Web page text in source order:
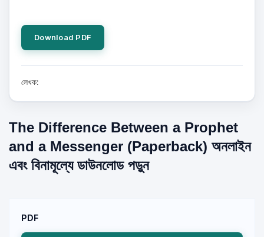
Download PDF
লেখক:
The Difference Between a Prophet
and a Messenger (Paperback) অনলাইন
এবং বিনামূল্যে ডাউনলোড পড়ুন
PDF